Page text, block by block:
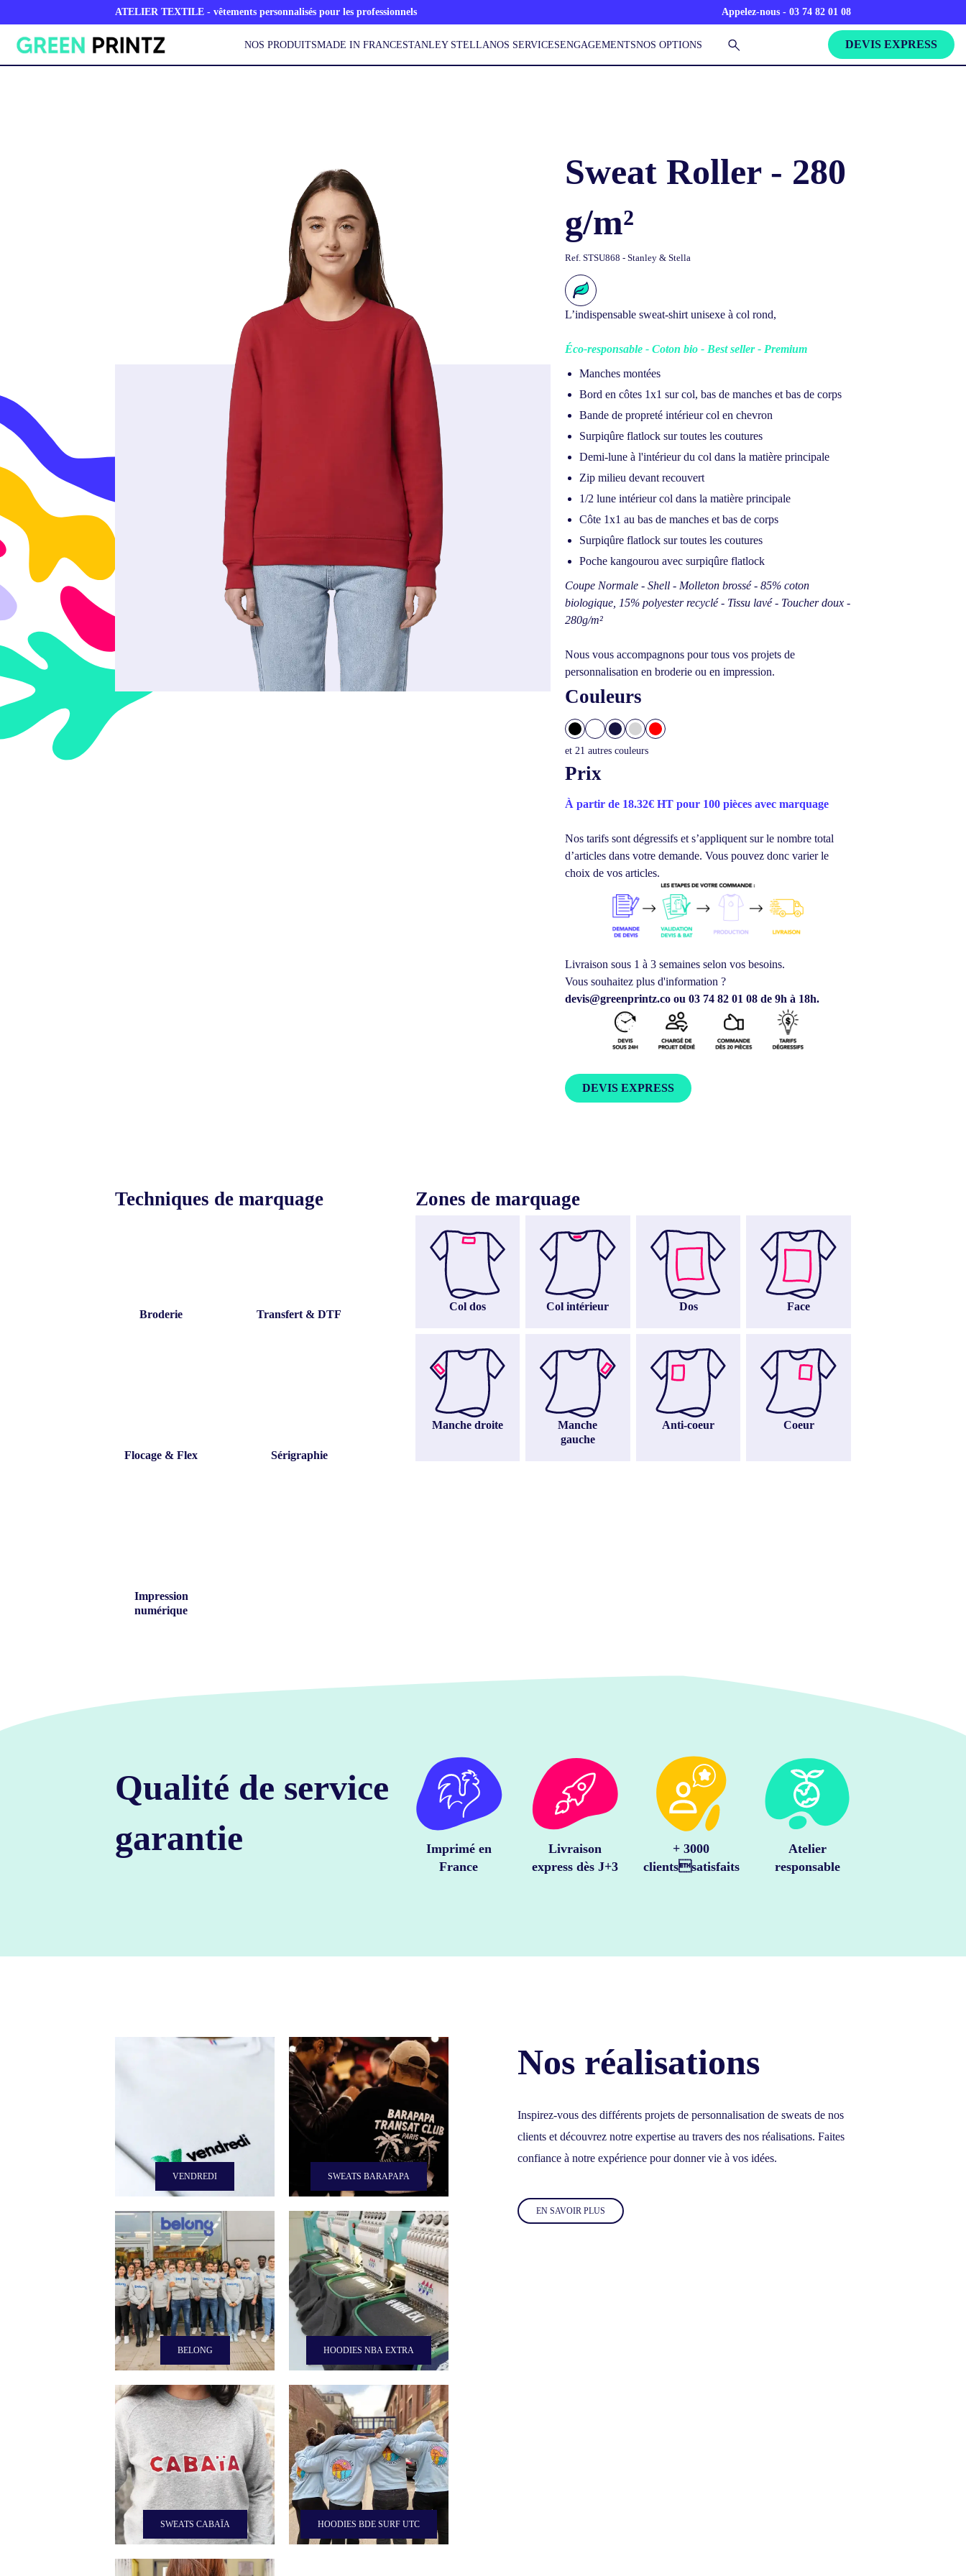
ATELIER TEXTILE - vêtements personnalisés pour les professionnels Appelez-nous - 03 74 82 01 08
NOS PRODUITSMADE IN FRANCESTANLEY STELLANOS SERVICESENGAGEMENTSNOS OPTIONS DEVIS EXPRESS
Sweat Roller - 280
g/m²
Ref. STSU868 - Stanley & Stella
L’indispensable sweat-shirt unisexe à col rond,
Éco-responsable - Coton bio - Best seller - Premium
Manches montées
Bord en côtes 1x1 sur col, bas de manches et bas de corps
Bande de propreté intérieur col en chevron
Surpiqûre flatlock sur toutes les coutures
Demi-lune à l'intérieur du col dans la matière principale
Zip milieu devant recouvert
1/2 lune intérieur col dans la matière principale
Côte 1x1 au bas de manches et bas de corps
Surpiqûre flatlock sur toutes les coutures
Poche kangourou avec surpiqûre flatlock
Coupe Normale - Shell - Molleton brossé - 85% coton
biologique, 15% polyester recyclé - Tissu lavé - Toucher doux -
280g/m²
Nous vous accompagnons pour tous vos projets de
personnalisation en broderie ou en impression.
Couleurs
et 21 autres couleurs
Prix
À partir de 18.32€ HT pour 100 pièces avec marquage
Nos tarifs sont dégressifs et s’appliquent sur le nombre total
d’articles dans votre demande.Vous pouvez donc varier le
choix de vos articles.
Livraison sous 1 à 3 semaines selon vos besoins.
Vous souhaitez plus d'information ?
devis@greenprintz.co ou 03 74 82 01 08 de 9h à 18h.
DEVIS EXPRESS
Techniques de marquage
Broderie Transfert & DTF
Flocage & Flex Sérigraphie
Impression
numérique
Zones de marquage
Col dos Col intérieur Dos Face
Manche droite
Manche
gauche
Anti-coeur Coeur
Qualité de service
garantie
Imprimé en
France
Livraison
express dès J+3
+ 3000
clientssatisfaits
Atelier
responsable
VENDREDI SWEATS BARAPAPA
BELONG HOODIES NBA EXTRA
SWEATS CABAÏA HOODIES BDE SURF UTC
Nos réalisations
Inspirez-vous des différents projets de personnalisation de sweats de nos
clients et découvrez notre expertise au travers des nos réalisations. Faites
confiance à notre expérience pour donner vie à vos idées.
EN SAVOIR PLUS